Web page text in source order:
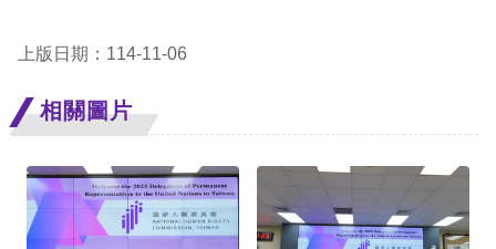
站
導
覽
網
站
上版日期：114-11-06
相關圖片